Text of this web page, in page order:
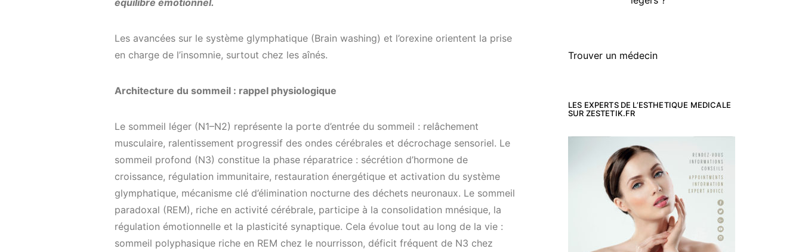
équilibre émotionnel.
Les avancées sur le système glymphatique (Brain washing) et l’orexine orientent la prise
en charge de l’insomnie, surtout chez les aînés.
Architecture du sommeil : rappel physiologique
Le sommeil léger (N1–N2) représente la porte d’entrée du sommeil : relâchement
musculaire, ralentissement progressif des ondes cérébrales et décrochage sensoriel. Le
sommeil profond (N3) constitue la phase réparatrice : sécrétion d’hormone de
croissance, régulation immunitaire, restauration énergétique et activation du système
glymphatique, mécanisme clé d’élimination nocturne des déchets neuronaux. Le sommeil
paradoxal (REM), riche en activité cérébrale, participe à la consolidation mnésique, la
régulation émotionnelle et la plasticité synaptique. Cela évolue tout au long de la vie :
sommeil polyphasique riche en REM chez le nourrisson, déficit fréquent de N3 chez
Trouver un médecin
LES EXPERTS DE L’ESTHETIQUE MEDICALE
SUR ZESTETIK.FR